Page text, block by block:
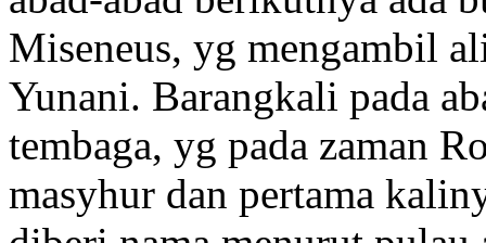
Miseneus, yg mengambil
Yunani. Barangkali pada
tembaga, yg pada zaman
masyhur dan pertama